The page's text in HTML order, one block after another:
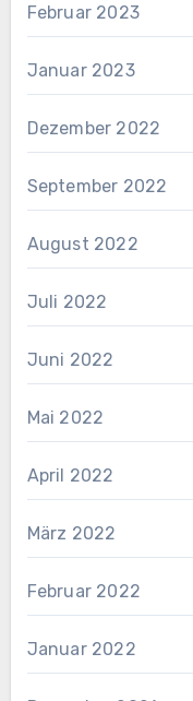
Februar 2023
Januar 2023
Dezember 2022
September 2022
August 2022
Juli 2022
Juni 2022
Mai 2022
April 2022
März 2022
Februar 2022
Januar 2022